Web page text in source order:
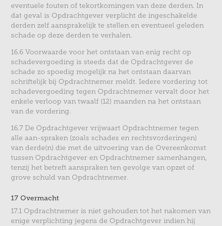
eventuele fouten of tekortkomingen van deze derden. In
dat geval is Opdrachtgever verplicht de ingeschakelde
derden zelf aansprakelijk te stellen en eventueel geleden
schade op deze derden te verhalen.
16.6 Voorwaarde voor het ontstaan van enig recht op
schadevergoeding is steeds dat de Opdrachtgever de
schade zo spoedig mogelijk na het ontstaan daarvan
schriftelijk bij Opdrachtnemer meldt. Iedere vordering tot
schadevergoeding tegen Opdrachtnemer vervalt door het
enkele verloop van twaalf (12) maanden na het ontstaan
van de vordering.
16.7 De Opdrachtgever vrijwaart Opdrachtnemer tegen
alle aan-spraken (zoals schades en rechtsvorderingen)
van derde(n) die met de uitvoering van de Overeenkomst
tussen Opdrachtgever en Opdrachtnemer samenhangen,
tenzij het betreft aanspraken ten gevolge van opzet of
grove schuld van Opdrachtnemer.
17 Overmacht
17.1 Opdrachtnemer is niet gehouden tot het nakomen van
enige verplichting jegens de Opdrachtgever indien hij